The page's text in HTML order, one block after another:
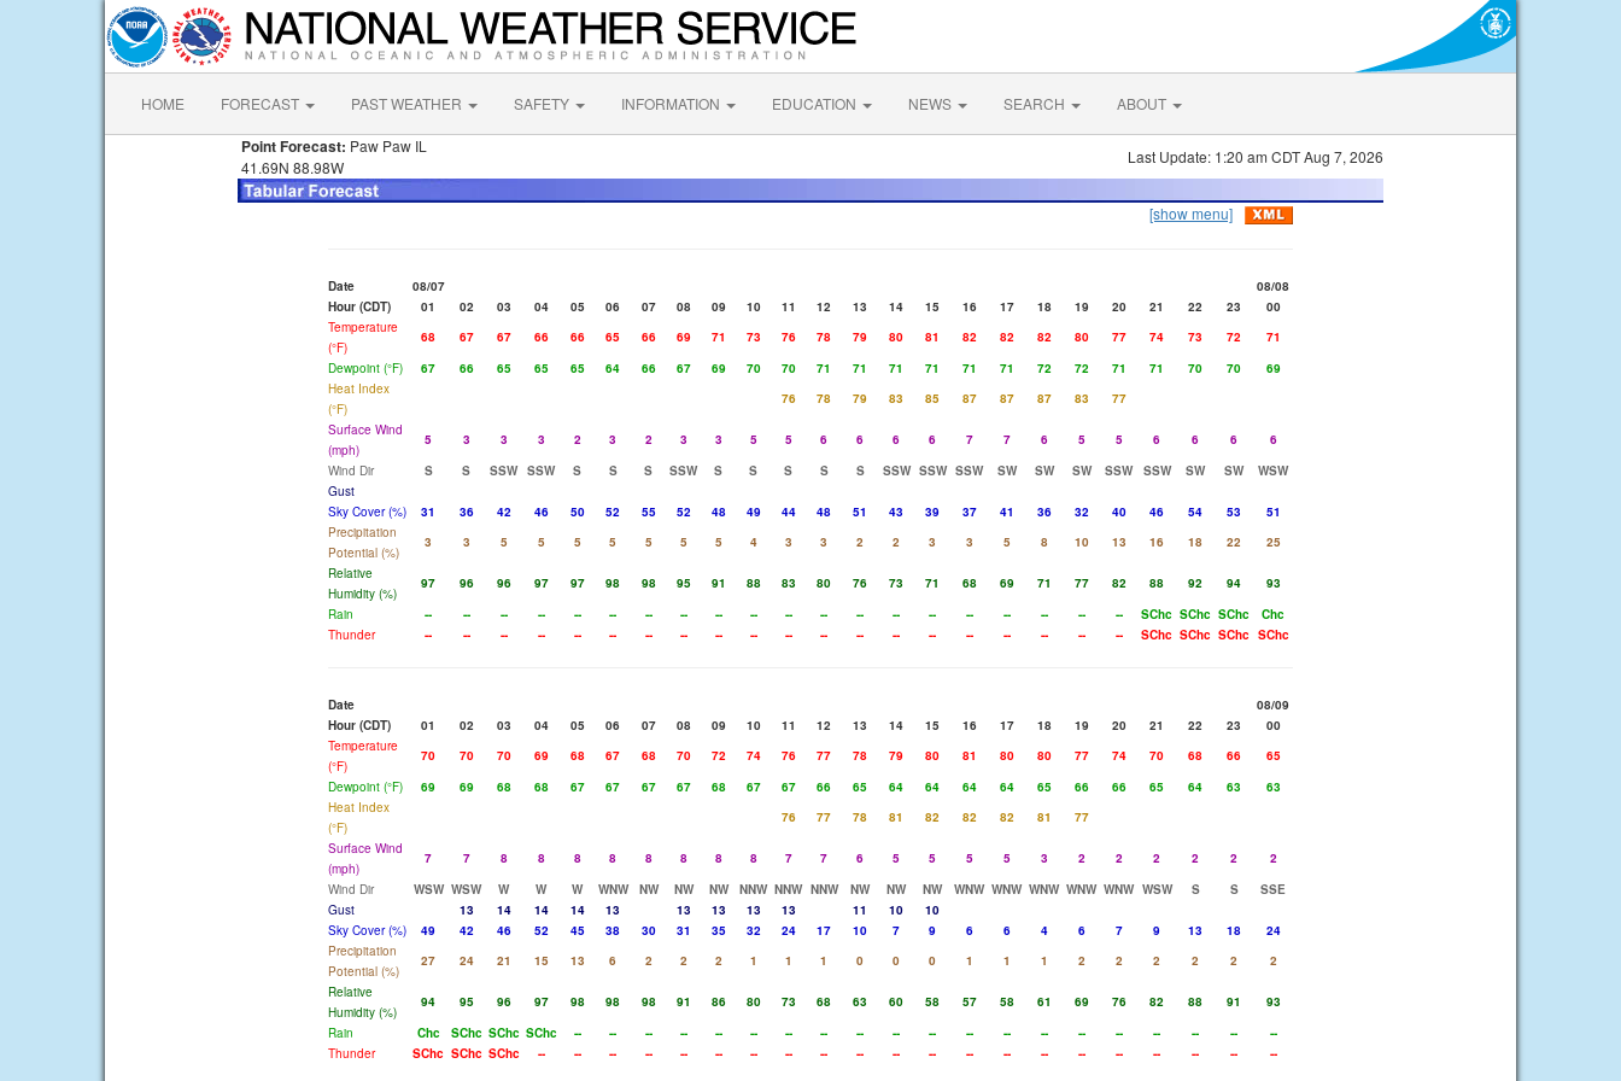
HOME FORECAST PAST WEATHER SAFETY INFORMATION EDUCATION NEWS SEARCH ABOUT
Point Forecast: Paw Paw IL
41.69N 88.98W
Last Update: 1:20 am CDT Aug 7, 2026
[show menu]
Date 08/07
08/08
Hour (CDT)
01 02 03 04 05 06 07 08 09 10 11 12 13 14 15 16 17 18 19 20 21 22 23
00
Temperature
(°F)
68 67 67 66 66 65 66 69 71 73 76 78 79 80 81 82 82 82 80 77 74 73 72
71
Dewpoint (°F)
67 66 65 65 65 64 66 67 69 70 70 71 71 71 71 71 71 72 72 71 71 70 70
69
Heat Index
(°F)
76 78 79 83 85 87 87 87 83
77
Surface Wind
(mph)
5 3 3 3 2 3 2 3 3 5 5 6 6 6 6 7 7 6 5 5 6 6 6
6
Wind Dir
S S SSW SSW S S S SSW S S S S S SSW SSW SSW SW SW SW SSW SSW SW SW
WSW
Gust
Sky Cover (%)
31 36 42 46 50 52 55 52 48 49 44 48 51 43 39 37 41 36 32 40 46 54 53
51
Precipitation
Potential (%)
3 3 5 5 5 5 5 5 5 4 3 3 2 2 3 3 5 8 10 13 16 18 22
25
Relative
Humidity (%)
97 96 96 97 97 98 98 95 91 88 83 80 76 73 71 68 69 71 77 82 88 92 94
93
Rain
-- -- -- -- -- -- -- -- -- -- -- -- -- -- -- -- -- -- -- -- SChc SChc SChc
Chc
Thunder
-- -- -- -- -- -- -- -- -- -- -- -- -- -- -- -- -- -- -- -- SChc SChc SChc SChc
Date
08/09
Hour (CDT)
01 02 03 04 05 06 07 08 09 10 11 12 13 14 15 16 17 18 19 20 21 22 23
00
Temperature
(°F)
70 70 70 69 68 67 68 70 72 74 76 77 78 79 80 81 80 80 77 74 70 68 66
65
Dewpoint (°F)
69 69 68 68 67 67 67 67 68 67 67 66 65 64 64 64 64 65 66 66 65 64 63
63
Heat Index
(°F)
76 77 78 81 82 82 82 81
77
Surface Wind
(mph)
7 7 8 8 8 8 8 8 8 8 7 7 6 5 5 5 5 3 2 2 2 2 2
2
Wind Dir
WSW WSW W W W WNW NW NW NW NNW NNW NNW NW NW NW WNW WNW WNW WNW WNW WSW S S
SSE
Gust
13 14 14 14 13 13 13 13 13 11 10
10
Sky Cover (%)
49 42 46 52 45 38 30 31 35 32 24 17 10 7 9 6 6 4 6 7 9 13 18
24
Precipitation
Potential (%)
27 24 21 15 13 6 2 2 2 1 1 1 0 0 0 1 1 1 2 2 2 2 2
2
Relative
Humidity (%)
94 95 96 97 98 98 98 91 86 80 73 68 63 60 58 57 58 61 69 76 82 88 91
93
Rain
Chc SChc SChc SChc -- -- -- -- -- -- -- -- -- -- -- -- -- -- -- -- -- -- --
--
Thunder
SChc SChc SChc -- -- -- -- -- -- -- -- -- -- -- -- -- -- -- -- -- -- -- -- --